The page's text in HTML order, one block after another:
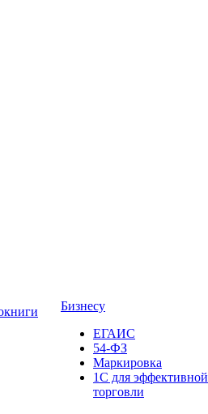
Бизнесу
ЕГАИС
54-ФЗ
Маркировка
1С для эффективной
торговли